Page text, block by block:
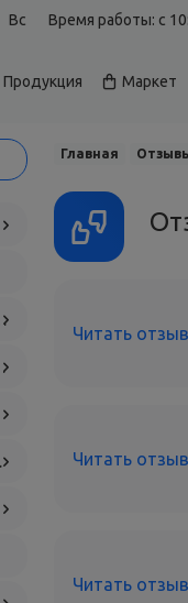
Вс Время работы: c
Продукция Маркет
Главная
Читать отзыв
Читать отзыв
Читать отзыв